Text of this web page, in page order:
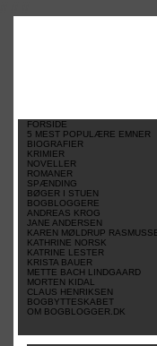
FORSIDE
5 MEST POPULÆRE EMNER
BIOGRAFIER
KRIMIER
NOVELLER
ROMANER
SPÆNDING
BØGER I STUEN
BOGBLOGGERE
ANDREAS KROG
JANE ANDERSEN
KAREN MØLDRUP
KATHRINE NORSK
KATRINE LESTER
KRISTA BAUER
METTE BACH LINDGAARD
MORTEN KIDAL
CLAUS HENRIKSEN
BOGBYTTESKABET
OM BOGBLOGGER.DK